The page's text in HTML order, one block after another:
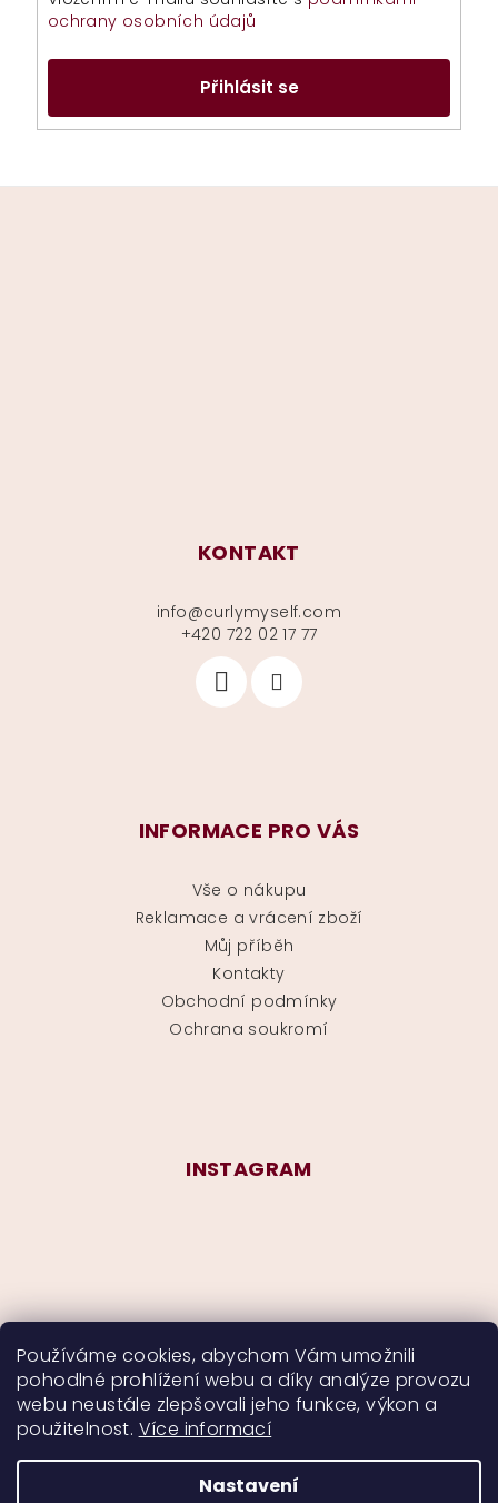
Používáme cookies, abychom Vám umožnili
pohodlné prohlížení webu a díky analýze provozu
webu neustále zlepšovali jeho funkce, výkon a
použitelnost. Více informací
Nastavení
s
u
ochrany osobních údajů
Přihlásit se
KONTAKT
info@curlymyself.com
+420 722 02 17 77
INFORMACE PRO VÁS
Vše o nákupu
Reklamace a vrácení zboží
Můj příběh
Kontakty
Obchodní podmínky
Ochrana soukromí
INSTAGRAM
Sledovat na Instagramu